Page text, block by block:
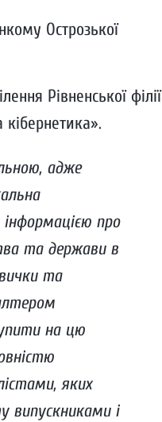
Острозької
Рівненської філії
адже
про
та держави в
та
на цю
яких
випускниками і